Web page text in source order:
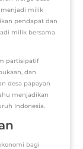
menjadi milik
pendapat dan
milik bersama
partisipatif
dan
desa papayan
menjadikan
Indonesia.
bagi